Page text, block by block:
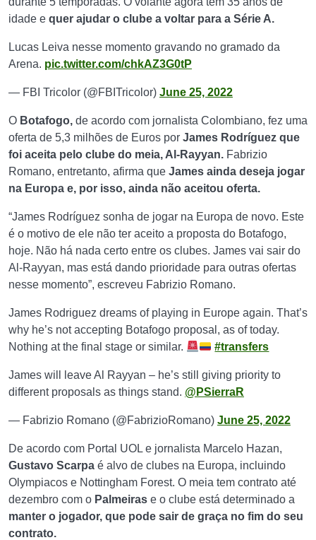
idade e quer ajudar o clube a voltar para a Série A.
Lucas Leiva nesse momento gravando no gramado da
Arena. pic.twitter.com/chkAZ3G0tP
— FBI Tricolor (@FBITricolor) June 25, 2022
O Botafogo, de acordo com jornalista Colombiano, fez uma
oferta de 5,3 milhões de Euros por James Rodríguez que
foi aceita pelo clube do meia, Al-Rayyan. Fabrizio
Romano, entretanto, afirma que James ainda deseja jogar
na Europa e, por isso, ainda não aceitou oferta.
“James Rodríguez sonha de jogar na Europa de novo. Este
é o motivo de ele não ter aceito a proposta do Botafogo,
hoje. Não há nada certo entre os clubes. James vai sair do
Al-Rayyan, mas está dando prioridade para outras ofertas
nesse momento”, escreveu Fabrizio Romano.
James Rodriguez dreams of playing in Europe again. That’s
why he’s not accepting Botafogo proposal, as of today.
Nothing at the final stage or similar.
#transfers
James will leave Al Rayyan – he’s still giving priority to
different proposals as things stand. @PSierraR
— Fabrizio Romano (@FabrizioRomano) June 25, 2022
De acordo com Portal UOL e jornalista Marcelo Hazan,
Gustavo Scarpa é alvo de clubes na Europa, incluindo
Olympiacos e Nottingham Forest. O meia tem contrato até
dezembro com o Palmeiras e o clube está determinado a
manter o jogador, que pode sair de graça no fim do seu
contrato.